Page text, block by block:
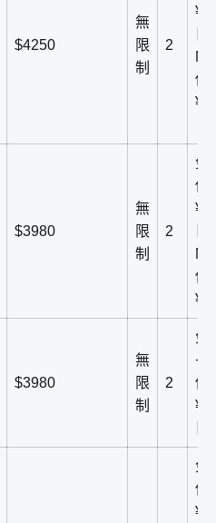
$4250
無
限
制
2
償
$3980
無
限
制
2
免
償
償
$3980
無
限
制
2
免
償
免
償